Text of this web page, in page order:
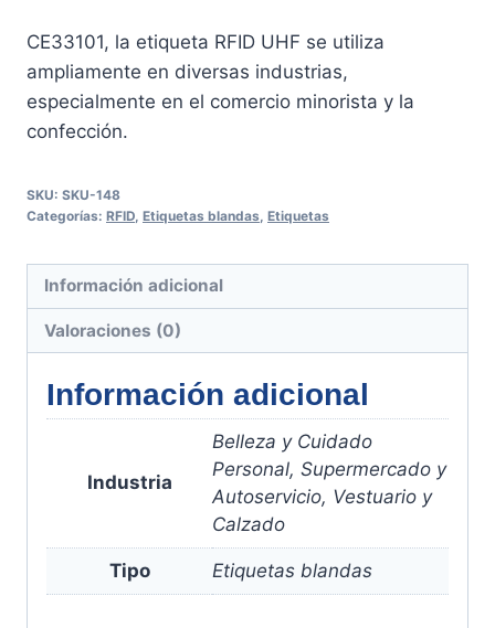
CE33101, la etiqueta RFID UHF se utiliza
ampliamente en diversas industrias,
especialmente en el comercio minorista y la
confección.
SKU: SKU-148
Categorías: RFID Etiquetas blandas Etiquetas
Información adicional
Valoraciones (0)
Información adicional
Industria
Belleza y Cuidado
Personal, Supermercado y
Autoservicio, Vestuario y
Calzado
Tipo Etiquetas blandas